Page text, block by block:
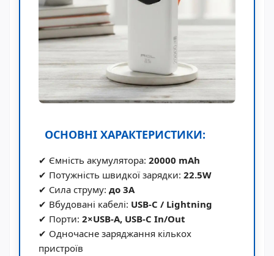
ОСНОВНІ ХАРАКТЕРИСТИКИ:
✔ Ємність акумулятора: 20000 mAh
✔ Потужність швидкої зарядки: 22.5W
✔ Сила струму: до 3A
✔ Вбудовані кабелі: USB-C / Lightning
✔ Порти: 2×USB-A, USB-C In/Out
✔ Одночасне заряджання кількох
пристроїв